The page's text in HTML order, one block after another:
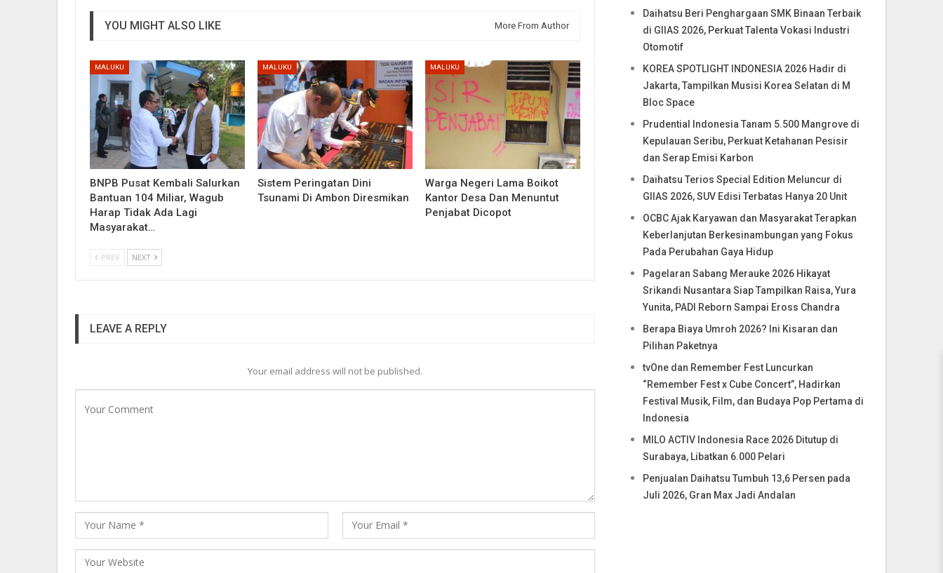
YOU MIGHT ALSO LIKE More From Author
MALUKU
BNPB Pusat Kembali Salurkan
Bantuan 104 Miliar, Wagub
Harap Tidak Ada Lagi
Masyarakat…
MALUKU
Sistem Peringatan Dini
Tsunami Di Ambon Diresmikan
MALUKU
Warga Negeri Lama Boikot
Kantor Desa Dan Menuntut
Penjabat Dicopot
PREV NEXT
LEAVE A REPLY
Your email address will not be published.
Daihatsu Beri Penghargaan SMK Binaan Terbaik
di GIIAS 2026, Perkuat Talenta Vokasi Industri
Otomotif
KOREA SPOTLIGHT INDONESIA 2026 Hadir di
Jakarta, Tampilkan Musisi Korea Selatan di M
Bloc Space
Prudential Indonesia Tanam 5.500 Mangrove di
Kepulauan Seribu, Perkuat Ketahanan Pesisir
dan Serap Emisi Karbon
Daihatsu Terios Special Edition Meluncur di
GIIAS 2026, SUV Edisi Terbatas Hanya 20 Unit
OCBC Ajak Karyawan dan Masyarakat Terapkan
Keberlanjutan Berkesinambungan yang Fokus
Pada Perubahan Gaya Hidup
Pagelaran Sabang Merauke 2026 Hikayat
Srikandi Nusantara Siap Tampilkan Raisa, Yura
Yunita, PADI Reborn Sampai Eross Chandra
Berapa Biaya Umroh 2026? Ini Kisaran dan
Pilihan Paketnya
tvOne dan Remember Fest Luncurkan
“Remember Fest x Cube Concert”, Hadirkan
Festival Musik, Film, dan Budaya Pop Pertama di
Indonesia
MILO ACTIV Indonesia Race 2026 Ditutup di
Surabaya, Libatkan 6.000 Pelari
Penjualan Daihatsu Tumbuh 13,6 Persen pada
Juli 2026, Gran Max Jadi Andalan